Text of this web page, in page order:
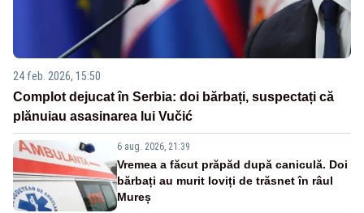
24 feb. 2026, 15:50
Complot dejucat în Serbia: doi bărbați, suspectați că
plănuiau asasinarea lui Vučić
6 aug. 2026, 21:39
Vremea a făcut prăpăd după caniculă. Doi
bărbați au murit loviți de trăsnet în râul
Mureș